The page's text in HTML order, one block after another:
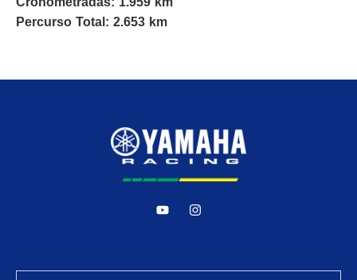
Percurso Total: 2.653 km